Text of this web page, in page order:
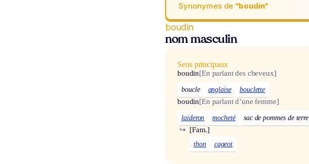
Synonymes de “boudin“
boudin
nom masculin
Sens principaux
boudin[En parlant des cheveux]
boucle anglaise bouclette
boudin[En parlant d’une femme]
laideron mocheté sac de pommes de terre
[Fam.]
↪
thon cageot